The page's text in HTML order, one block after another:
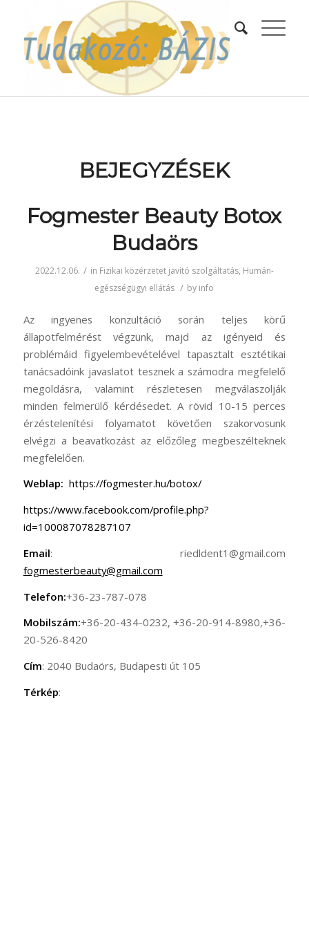
BEJEGYZÉSEK
Fogmester Beauty Botox
Budaörs
2022.12.06. / in Fizikai közérzetet javító szolgáltatás, Humán-
egészségügyi ellátás / by info
Az ingyenes konzultáció során teljes körű
állapotfelmérést végzünk, majd az igényeid és
problémáid figyelembevételével tapasztalt esztétikai
tanácsadóink javaslatot tesznek a számodra megfelelő
megoldásra, valamint részletesen megválaszolják
minden felmerülő kérdésedet. A rövid 10-15 perces
érzéstelenítési folyamatot követően szakorvosunk
elvégzi a beavatkozást az előzőleg megbeszélteknek
megfelelően.
Weblap: https://fogmester.hu/botox/
https://www.facebook.com/profile.php?
id=100087078287107
Email: riedldent1@gmail.com
fogmesterbeauty@gmail.com
Telefon:+36-23-787-078
Mobilszám:+36-20-434-0232, +36-20-914-8980,+36-
20-526-8420
Cím: 2040 Budaörs, Budapesti út 105
Térkép: